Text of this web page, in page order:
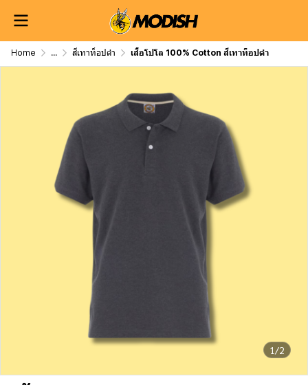
Home ... สีเทาท็อปดำ เสื้อโปโล 100% Cotton สีเทาท็อปดำ
1/2